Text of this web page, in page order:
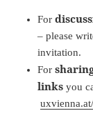
For
– please
invitation.
For
links you